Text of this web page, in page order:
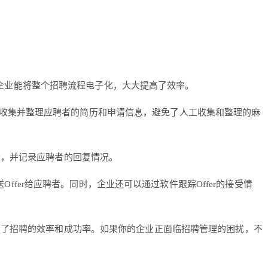
能将整个招聘流程电子化，大大提高了效率。
并整理应聘者的简历和申请信息，避免了人工收集和整理的麻
并记录应聘者的回复情况。
给应聘者。同时，企业还可以通过软件跟踪Offer的接受情
招聘的效率和成功率。如果你的企业正面临招聘管理的困扰，不